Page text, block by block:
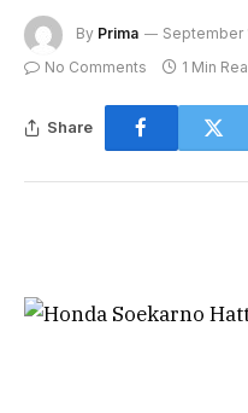
By Prima September
No Comments 1 Min
Share